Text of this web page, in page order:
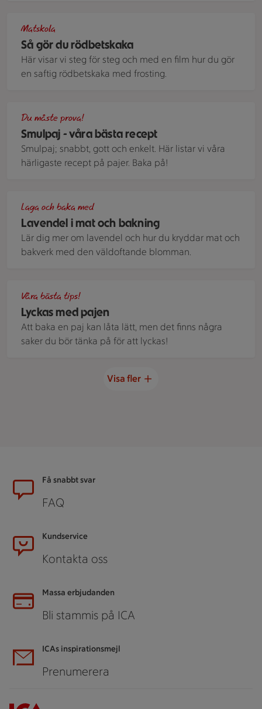
Så gör du rödbetskaka
Matskola
Här visar vi steg för steg och med en film hur du gör
en saftig rödbetskaka med frosting.
Smulpaj - våra bästa recept
Du måste prova!
Smulpaj; snabbt, gott och enkelt. Här listar vi våra
härligaste recept på pajer. Baka på!
Lavendel i mat och bakning
Laga och baka med
Lär dig mer om lavendel och hur du kryddar mat och
bakverk med den väldoftande blomman.
Lyckas med pajen
Våra bästa tips!
Att baka en paj kan låta lätt, men det finns några
saker du bör tänka på för att lyckas!
Visa fler
SidfotFå snabbt svar
FAQ
Kundservice
Kontakta oss
Massa erbjudanden
Bli stammis på ICA
ICAs inspirationsmejl
Prenumerera